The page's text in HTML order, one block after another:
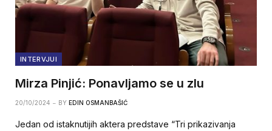
INTERVJUI
Mirza Pinjić: Ponavljamo se u zlu
20/10/2024 BY EDIN OSMANBAŠIĆ
Jedan od istaknutijih aktera predstave “Tri prikazivanja